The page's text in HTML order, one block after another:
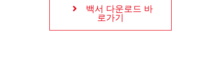
백서 다운로드 바
로가기